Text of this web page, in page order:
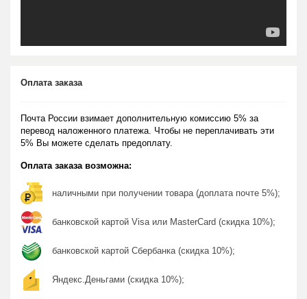
Оплата заказа
Почта России взимает дополнительную комиссию 5% за
перевод наложенного платежа. Чтобы не переплачивать эти
5% Вы можете сделать предоплату.
Оплата заказа возможна:
наличными при получении товара (доплата почте 5%);
банковской картой Visa или MasterCard (скидка 10%);
банковской картой Сбербанка (скидка 10%);
Яндекс.Деньгами (скидка 10%);